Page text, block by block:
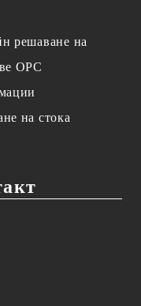
решаване на
OPC
на стока